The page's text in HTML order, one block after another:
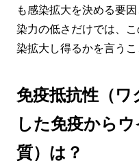
も感染拡大を決める要
染力の低さだけでは、
染拡大し得るかを言うこ
免疫抵抗性（
した免疫から
質）は？